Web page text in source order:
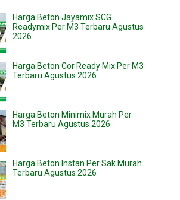
Harga Beton Jayamix SCG
Readymix Per M3 Terbaru Agustus
2026
Harga Beton Cor Ready Mix Per M3
Terbaru Agustus 2026
Harga Beton Minimix Murah Per
M3 Terbaru Agustus 2026
Harga Beton Instan Per Sak Murah
Terbaru Agustus 2026